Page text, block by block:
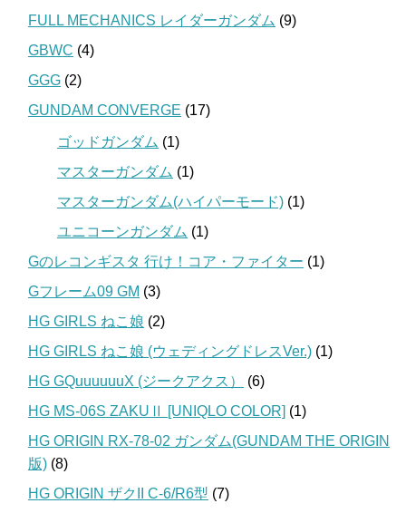
FULL MECHANICS レイダーガンダム (9)
GBWC (4)
GGG (2)
GUNDAM CONVERGE (17)
ゴッドガンダム (1)
マスターガンダム (1)
マスターガンダム(ハイパーモード) (1)
ユニコーンガンダム (1)
Gのレコンギスタ 行け！コア・ファイター (1)
Gフレーム09 GM (3)
HG GIRLS ねこ娘 (2)
HG GIRLS ねこ娘 (ウェディングドレスVer.) (1)
HG GQuuuuuuX (ジークアクス）
(6)
HG MS-06S ZAKUⅡ [UNIQLO COLOR] (1)
HG ORIGIN RX-78-02 ガンダム(GUNDAM THE ORIGIN
版) (8)
HG ORIGIN ザクII C-6/R6型 (7)